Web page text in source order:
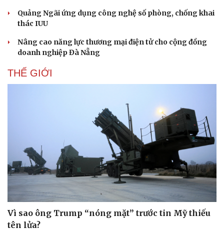
Quảng Ngãi ứng dụng công nghệ số phòng, chống khai
thác IUU
Nâng cao năng lực thương mại điện tử cho cộng đồng
doanh nghiệp Đà Nẵng
THẾ GIỚI
Vì sao ông Trump “nóng mặt” trước tin Mỹ thiếu
tên lửa?